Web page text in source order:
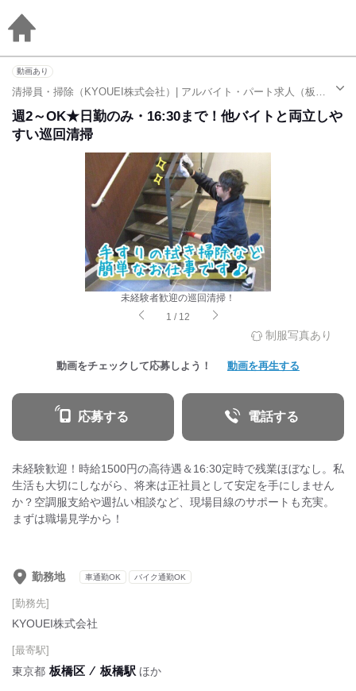
動画あり
清掃員・掃除（KYOUEI株式会社）| アルバイト・パート求人（板橋駅）
週2～OK★日勤のみ・16:30まで！他バイトと両立しや
すい巡回清掃
未経験者歓迎の巡回清掃！
1 / 12
制服写真あり
動画をチェックして応募しよう！ 動画を再生する
応募する 電話する
未経験歓迎！時給1500円の高待遇＆16:30定時で残業ほぼなし。私
生活も大切にしながら、将来は正社員として安定を手にしません
か？空調服支給や週払い相談など、現場目線のサポートも充実。
まずは職場見学から！
勤務地 車通勤OK バイク通勤OK
[勤務先]
KYOUEI株式会社
[最寄駅]
東京都 板橋区 ⁄ 板橋駅 ほか